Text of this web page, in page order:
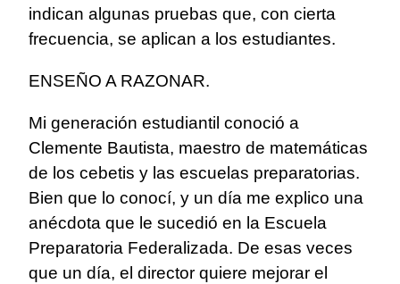
indican algunas pruebas que, con cierta
frecuencia, se aplican a los estudiantes.
ENSEÑO A RAZONAR.
Mi generación estudiantil conoció a
Clemente Bautista, maestro de matemáticas
de los cebetis y las escuelas preparatorias.
Bien que lo conocí, y un día me explico una
anécdota que le sucedió en la Escuela
Preparatoria Federalizada. De esas veces
que un día, el director quiere mejorar el